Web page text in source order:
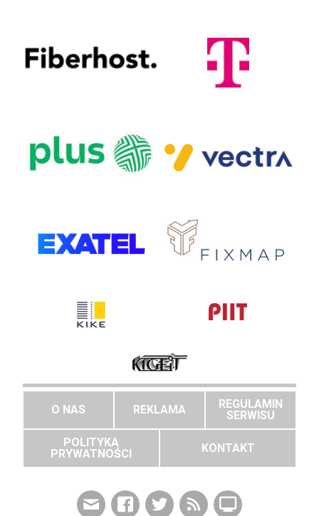
O NAS REKLAMA
REGULAMIN
SERWISU
POLITYKA
PRYWATNOŚCI
KONTAKT